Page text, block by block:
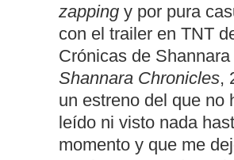
zapping y por pura
con el trailer en TNT
Crónicas de Shannara
Shannara Chronicles,
un estreno del que no
leído ni visto nada
momento y que me